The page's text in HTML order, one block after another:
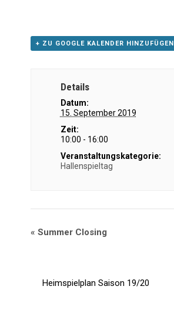
+ ZU GOOGLE KALENDER HINZUFÜGEN
Details
Datum:
15. September 2019
Zeit:
10:00 - 16:00
Veranstaltungskategorie:
Hallenspieltag
« Summer Closing
Heimspielplan Saison 19/20